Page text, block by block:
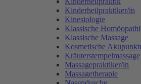
Kinderheilpraktiker/in
Kinesiologie
Klassische
Klassische Massage
Kosmetische
Kräuterstempelmassage
Massagepraktiker/in
Massagetherapie